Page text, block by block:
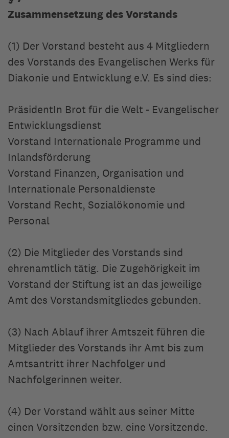
Zusammensetzung des Vorstands
(1) Der Vorstand besteht aus 4 Mitgliedern
des Vorstands des Evangelischen Werks für
Diakonie und Entwicklung e.V. Es sind dies:
PräsidentIn Brot für die Welt - Evangelischer
Entwicklungsdienst
Vorstand Internationale Programme und
Inlandsförderung
Vorstand Finanzen, Organisation und
Internationale Personaldienste
Vorstand Recht, Sozialökonomie und
Personal
(2) Die Mitglieder des Vorstands sind
ehrenamtlich tätig. Die Zugehörigkeit im
Vorstand der Stiftung ist an das jeweilige
Amt des Vorstandsmitgliedes gebunden.
(3) Nach Ablauf ihrer Amtszeit führen die
Mitglieder des Vorstands ihr Amt bis zum
Amtsantritt ihrer Nachfolger und
Nachfolgerinnen weiter.
(4) Der Vorstand wählt aus seiner Mitte
einen Vorsitzenden bzw. eine Vorsitzende.